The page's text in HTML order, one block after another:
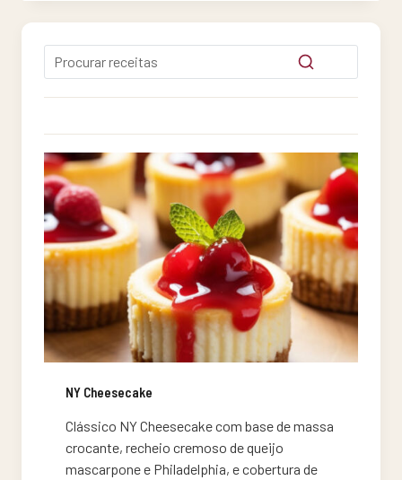
NY Cheesecake
Clássico NY Cheesecake com base de massa
crocante, recheio cremoso de queijo
mascarpone e Philadelphia, e cobertura de